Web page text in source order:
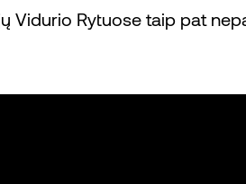
Vidurio Rytuose taip pat